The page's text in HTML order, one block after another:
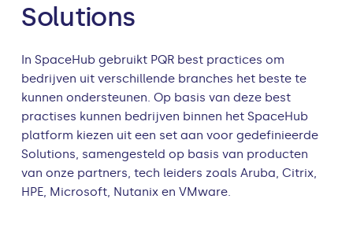
Solutions
In SpaceHub gebruikt PQR best practices om
bedrijven uit verschillende branches het beste te
kunnen ondersteunen. Op basis van deze best
practises kunnen bedrijven binnen het SpaceHub
platform kiezen uit een set aan voor gedefinieerde
Solutions, samengesteld op basis van producten
van onze partners, tech leiders zoals Aruba, Citrix,
HPE, Microsoft, Nutanix en VMware.